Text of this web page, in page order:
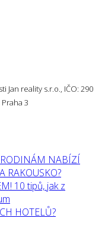
Jan reality s.r.o., IČO: 290
3
NABÍZÍ
RAKOUSKO?
10 tipů, jak z
HOTELŮ?